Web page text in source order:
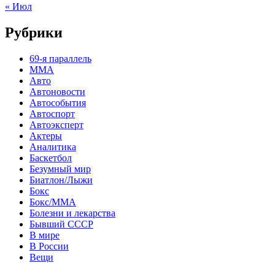
« Июл
Рубрики
69-я параллель
MMA
Авто
Автоновости
Автособытия
Автоспорт
Автоэксперт
Актеры
Аналитика
Баскетбол
Безумный мир
Биатлон/Лыжи
Бокс
Бокс/MMA
Болезни и лекарства
Бывший СССР
В мире
В России
Вещи